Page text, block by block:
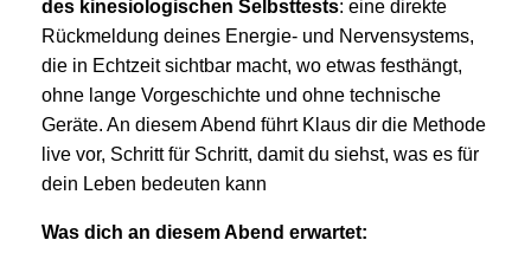
des kinesiologischen Selbsttests: eine direkte
Rückmeldung deines Energie- und Nervensystems,
die in Echtzeit sichtbar macht, wo etwas festhängt,
ohne lange Vorgeschichte und ohne technische
Geräte. An diesem Abend führt Klaus dir die Methode
live vor, Schritt für Schritt, damit du siehst, was es für
dein Leben bedeuten kann
Was dich an diesem Abend erwartet: